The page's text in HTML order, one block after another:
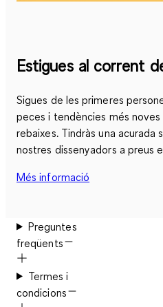
Estigues al corrent
Sigues de les primeres
peces i tendències més noves
rebaixes. Tindràs una acurada
nostres dissenyadors a preus
Més informació
Preguntes
freqüents
Termes i
condicions